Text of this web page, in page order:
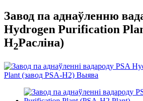
Завод па аднаўленню
Hydrogen Purification
H2Расліна)